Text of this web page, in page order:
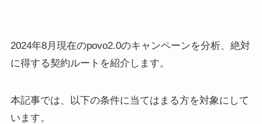
2024年8月現在のpovo2.0のキャンペーンを分析、絶対
に得する契約ルートを紹介します。
本記事では、以下の条件に当てはまる方を対象にして
います。